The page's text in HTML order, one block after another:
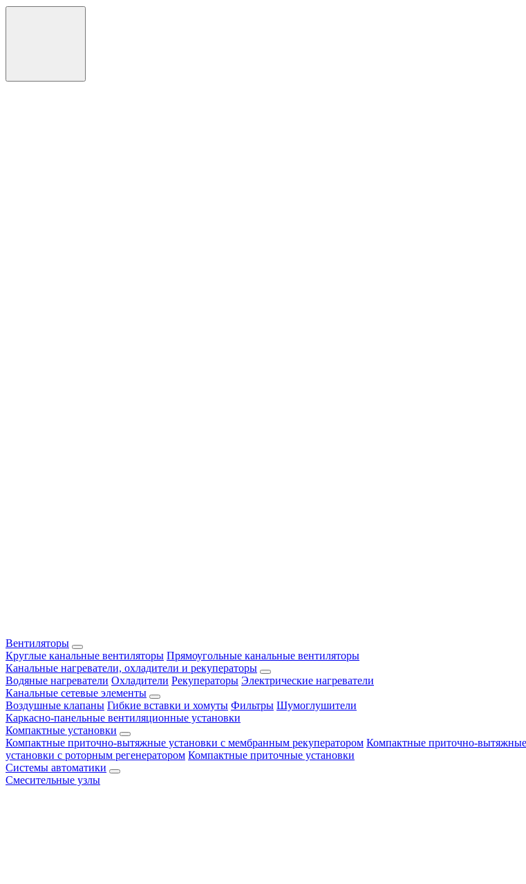
Вентиляторы
Круглые канальные вентиляторы Прямоугольные канальные вентиляторы
Канальные нагреватели, охладители и рекуператоры
Водяные нагреватели Охладители Рекуператоры Электрические нагреватели
Канальные сетевые элементы
Воздушные клапаны Гибкие вставки и хомуты Фильтры Шумоглушители
Каркасно-панельные вентиляционные установки
Компактные установки
Компактные приточно-вытяжные установки с мембранным рекуператором Компактные приточно-
установки с роторным регенератором Компактные приточные установки
Системы автоматики
Смесительные узлы